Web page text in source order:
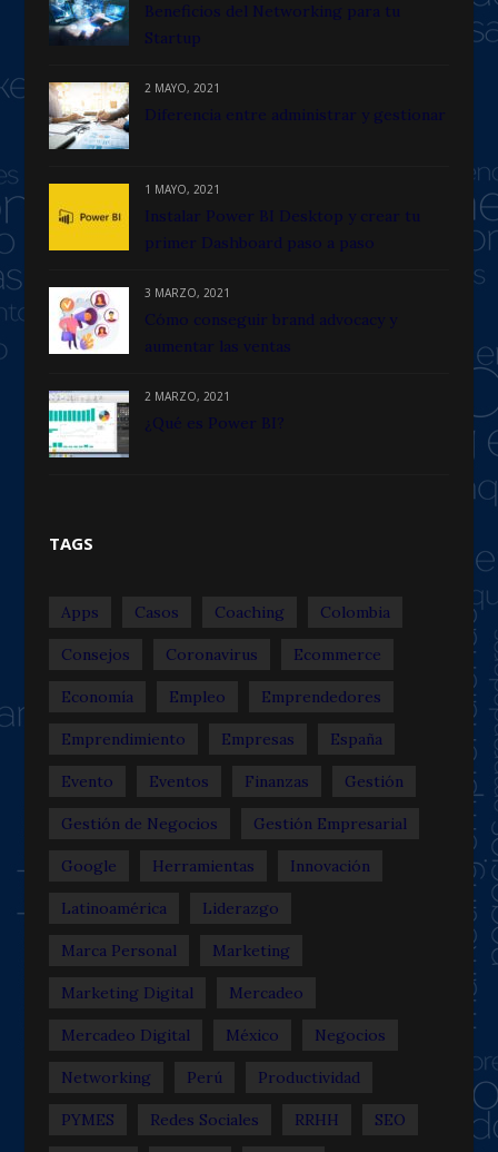
Beneficios del Networking para tu
Startup
2 MAYO, 2021
Diferencia entre administrar y gestionar
1 MAYO, 2021
Instalar Power BI Desktop y crear tu
primer Dashboard paso a paso
3 MARZO, 2021
Cómo conseguir brand advocacy y
aumentar las ventas
2 MARZO, 2021
¿Qué es Power BI?
TAGS
Apps Casos Coaching Colombia
Consejos Coronavirus Ecommerce
Economía Empleo Emprendedores
Emprendimiento Empresas España
Evento Eventos Finanzas Gestión
Gestión de Negocios Gestión Empresarial
Google Herramientas Innovación
Latinoamérica Liderazgo
Marca Personal Marketing
Marketing Digital Mercadeo
Mercadeo Digital México Negocios
Networking Perú Productividad
PYMES Redes Sociales RRHH SEO